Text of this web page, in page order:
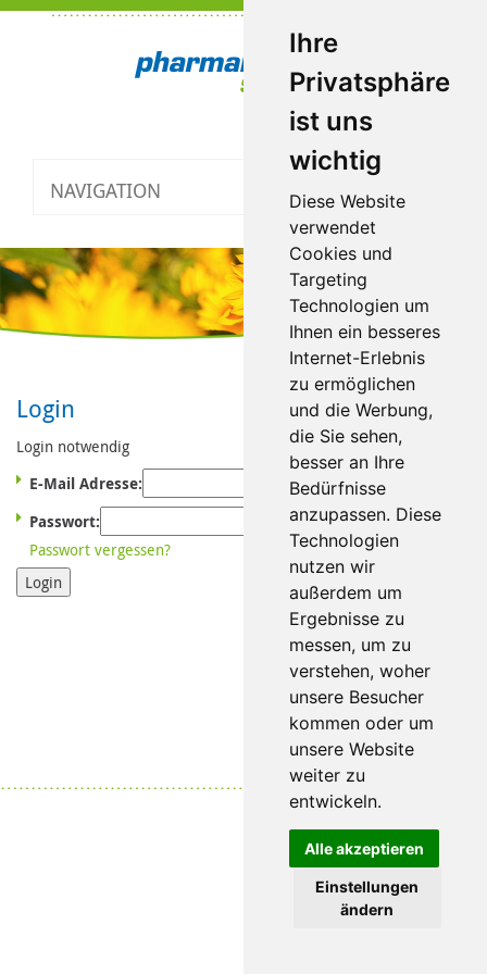
Ihre
Privatsphäre
ist uns
wichtig
Diese Website
verwendet
Cookies und
Targeting
Technologien um
Ihnen ein besseres
Internet-Erlebnis
zu ermöglichen
und die Werbung,
die Sie sehen,
besser an Ihre
Bedürfnisse
anzupassen. Diese
Technologien
nutzen wir
außerdem um
Ergebnisse zu
messen, um zu
verstehen, woher
unsere Besucher
kommen oder um
unsere Website
weiter zu
entwickeln.
Alle akzeptieren
Einstellungen
ändern
NAVIGATION
Login
Login notwendig
E-Mail Adresse:
Passwort:
Passwort vergessen?
Login
Datenschutz|